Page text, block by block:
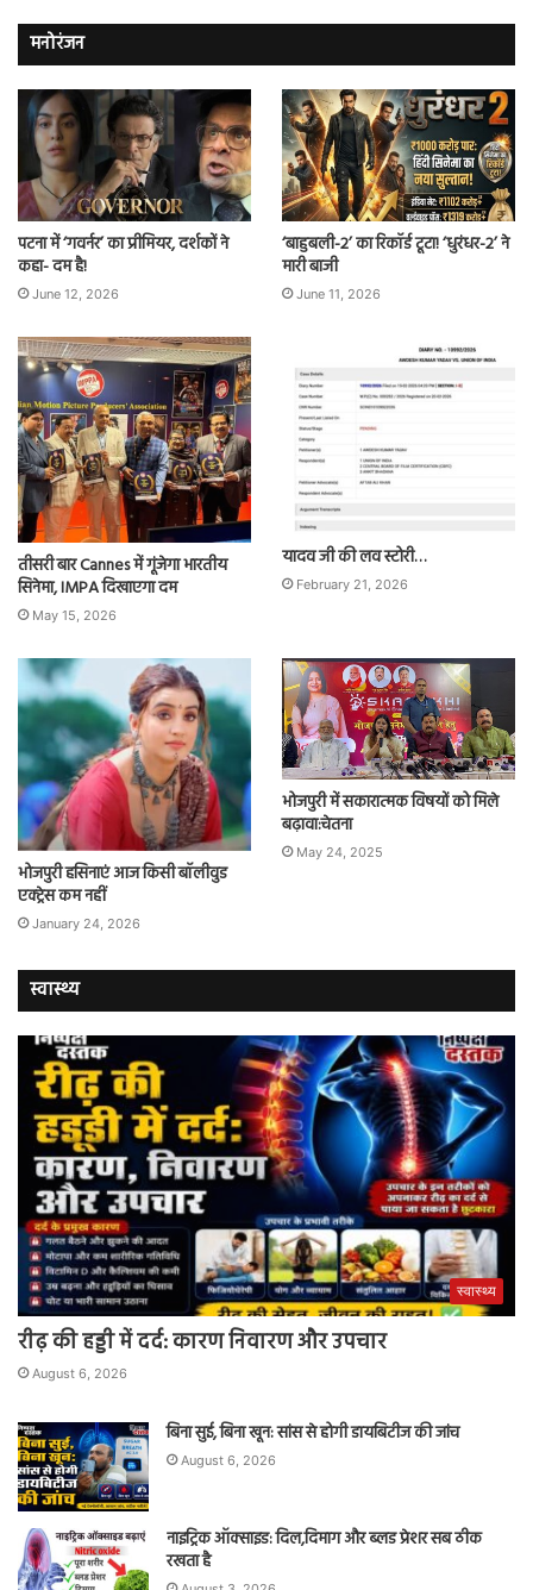
मनोरंजन
पटना में ‘गवर्नर’ का प्रीमियर, दर्शकों ने
कहा- दम है!
June 12, 2026
‘बाहुबली-2’ का रिकॉर्ड टूटा! ‘धुरंधर-2’ ने
मारी बाजी
June 11, 2026
तीसरी बार Cannes में गूंजेगा भारतीय
सिनेमा, IMPA दिखाएगा दम
May 15, 2026
यादव जी की लव स्टोरी…
February 21, 2026
भोजपुरी हसिनाएं आज किसी बॉलीवुड
एक्ट्रेस कम नहीं
January 24, 2026
भोजपुरी में सकारात्मक विषयों को मिले
बढ़ावा:चेतना
May 24, 2025
स्वास्थ्य
स्वास्थ्य
रीढ़ की हड्डी में दर्द: कारण निवारण और उपचार
August 6, 2026
बिना सुई, बिना खून: सांस से होगी डायबिटीज की जांच
August 6, 2026
नाइट्रिक ऑक्साइड: दिल,दिमाग और ब्लड प्रेशर सब ठीक
रखता है